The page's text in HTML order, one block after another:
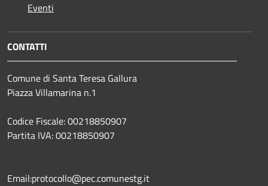
Eventi
CONTATTI
Comune di Santa Teresa Gallura
Piazza Villamarina n.1
Codice Fiscale: 00218850907
Partita IVA: 00218850907
Email:protocollo@pec.comunestg.it